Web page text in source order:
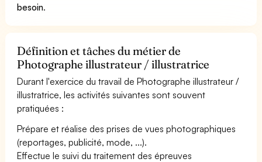
besoin.
Définition et tâches du métier de
Photographe illustrateur / illustratrice
Durant l'exercice du travail de Photographe illustrateur /
illustratrice, les activités suivantes sont souvent
pratiquées :
Prépare et réalise des prises de vues photographiques
(reportages, publicité, mode, ...).
Effectue le suivi du traitement des épreuves